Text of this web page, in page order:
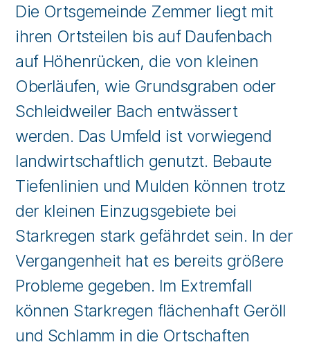
Die Ortsgemeinde Zemmer liegt mit
ihren Ortsteilen bis auf Daufenbach
auf Höhenrücken, die von kleinen
Oberläufen, wie Grundsgraben oder
Schleidweiler Bach entwässert
werden. Das Umfeld ist vorwiegend
landwirtschaftlich genutzt. Bebaute
Tiefenlinien und Mulden können trotz
der kleinen Einzugsgebiete bei
Starkregen stark gefährdet sein. In der
Vergangenheit hat es bereits größere
Probleme gegeben. Im Extremfall
können Starkregen flächenhaft Geröll
und Schlamm in die Ortschaften